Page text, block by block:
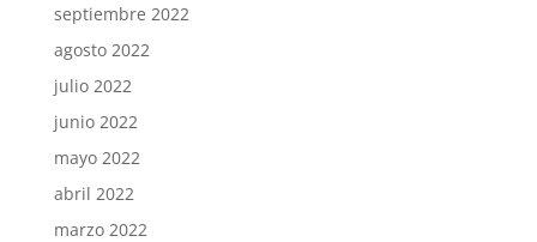
septiembre 2022
agosto 2022
julio 2022
junio 2022
mayo 2022
abril 2022
marzo 2022